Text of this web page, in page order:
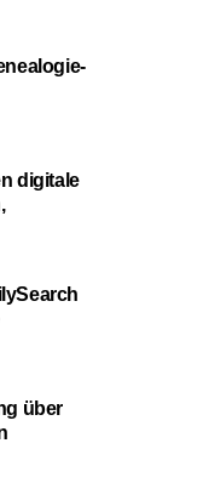
digitale
über